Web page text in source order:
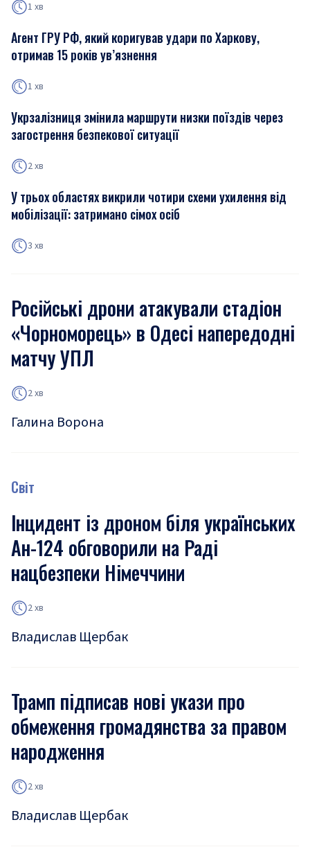
1 хв
Агент ГРУ РФ, який коригував удари по Харкову,
отримав 15 років ув’язнення
1 хв
Укрзалізниця змінила маршрути низки поїздів через
загострення безпекової ситуації
2 хв
У трьох областях викрили чотири схеми ухилення від
мобілізації: затримано сімох осіб
3 хв
Російські дрони атакували стадіон
«Чорноморець» в Одесі напередодні
матчу УПЛ
2 хв
Галина Ворона
Світ
Інцидент із дроном біля українських
Ан-124 обговорили на Раді
нацбезпеки Німеччини
2 хв
Владислав Щербак
Трамп підписав нові укази про
обмеження громадянства за правом
народження
2 хв
Владислав Щербак